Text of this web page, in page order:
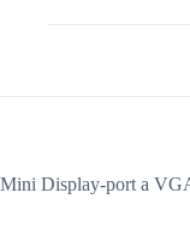
Mini Display-port a